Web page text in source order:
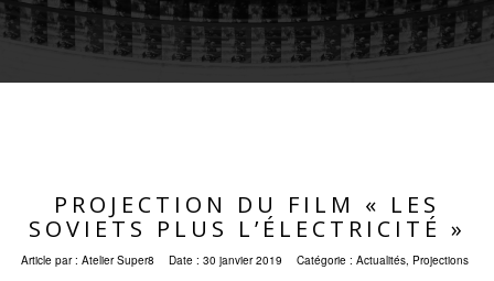
PROJECTION DU FILM « LES
SOVIETS PLUS L’ÉLECTRICITÉ »
Article par : Atelier Super8 Date : 30 janvier 2019 Catégorie : Actualités, Projections